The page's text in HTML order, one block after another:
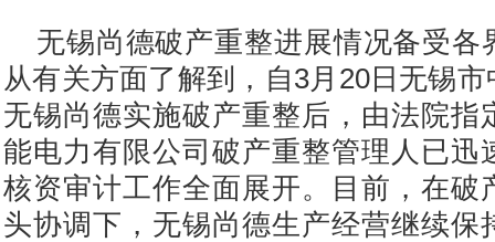
无锡尚德破产重整进展情况备受各
从有关方面了解到，自3月20日无锡
无锡尚德实施破产重整后，由法院指
能电力有限公司破产重整管理人已迅
核资审计工作全面展开。目前，在破
头协调下，无锡尚德生产经营继续保